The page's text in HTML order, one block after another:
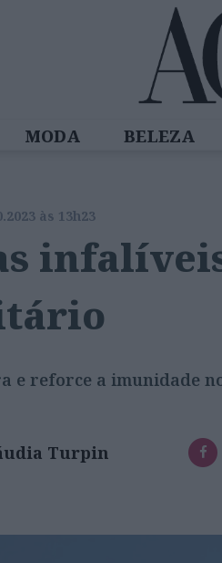
MODA BELEZA
às 13h23
e reforce a imunidade
Turpin